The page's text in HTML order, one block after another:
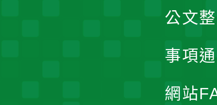
公文
事項
網站